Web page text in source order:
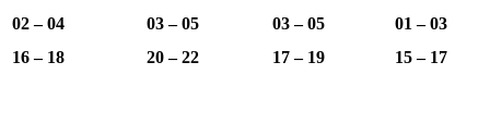
02 – 04
03 – 05 03 – 05
01 – 03
16 – 18
20 – 22 17 – 19 15 – 17